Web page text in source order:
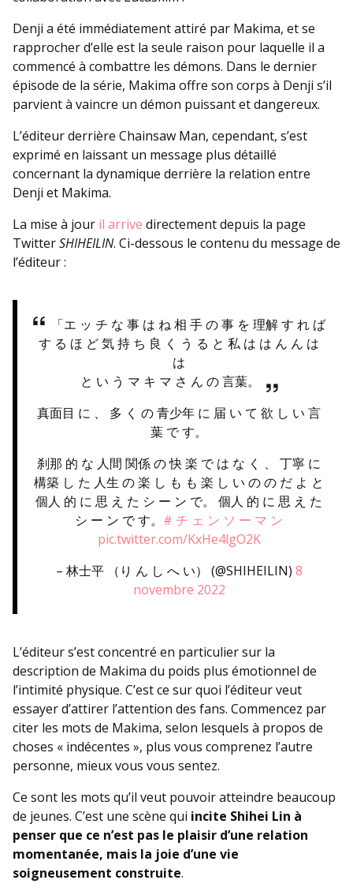
Denji a été immédiatement attiré par Makima, et se
rapprocher d’elle est la seule raison pour laquelle il a
commencé à combattre les démons. Dans le dernier
épisode de la série, Makima offre son corps à Denji s’il
parvient à vaincre un démon puissant et dangereux.
L’éditeur derrière Chainsaw Man, cependant, s’est
exprimé en laissant un message plus détaillé
concernant la dynamique derrière la relation entre
Denji et Makima.
La mise à jour il arrive directement depuis la page
TwitterSHIHEILIN. Ci-dessous le contenu du message de
l’éditeur :
「エ ッ チ な 事 は ね 相 手 の 事 を 理解 す れ ば
す る ほ ど 気 持 ち 良 く う る と 私 は は ん ん は
は
と い う マ キ マ さ ん の 言葉。
真面目 に 、 多 く の 青少年 に 届 い て 欲 し い 言
葉 で す。
刹那 的 な 人間 関係 の 快 楽 で は な く 、 丁寧 に
構築 し た 人生 の 楽 し も も 楽 し い の の だ よ と
個人 的 に 思 え た シ ー ン で。 個人 的 に 思 え た
シ ー ン で す。 # チ ェ ン ソ ー マ ン
pic.twitter.com/KxHe4lgO2K
– 林士平 （り ん し へ い） (@SHIHEILIN) 8
novembre 2022
L’éditeur s’est concentré en particulier sur la
description de Makima du poids plus émotionnel de
l’intimité physique. C’est ce sur quoi l’éditeur veut
essayer d’attirer l’attention des fans. Commencez par
citer les mots de Makima, selon lesquels à propos de
choses « indécentes », plus vous comprenez l’autre
personne, mieux vous vous sentez.
Ce sont les mots qu’il veut pouvoir atteindre beaucoup
de jeunes. C’est une scène qui incite Shihei Lin à
penser que ce n’est pas le plaisir d’une relation
momentanée, mais la joie d’une vie
soigneusement construite.